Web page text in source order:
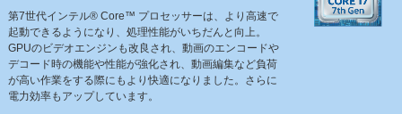
第7世代インテル®Core™ プロセッサーは、より高速で
起動できるようになり、処理性能がいちだんと向上。
GPUのビデオエンジンも改良され、動画のエンコードや
デコード時の機能や性能が強化され、動画編集など負荷
が高い作業をする際にもより快適になりました。さらに
電力効率もアップしています。